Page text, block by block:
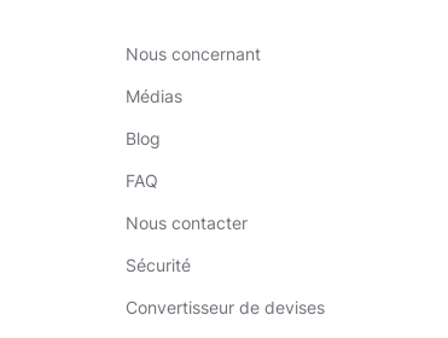
Nous concernant
Médias
Blog
FAQ
Nous contacter
Sécurité
Convertisseur de devises